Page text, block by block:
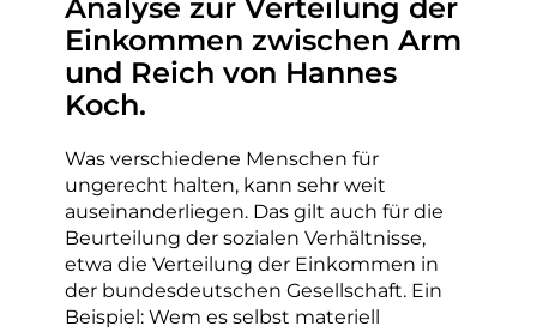
Analyse zur Verteilung der
Einkommen zwischen Arm
und Reich von Hannes
Koch.
Was verschiedene Menschen für
ungerecht halten, kann sehr weit
auseinanderliegen. Das gilt auch für die
Beurteilung der sozialen Verhältnisse,
etwa die Verteilung der Einkommen in
der bundesdeutschen Gesellschaft. Ein
Beispiel: Wem es selbst materiell